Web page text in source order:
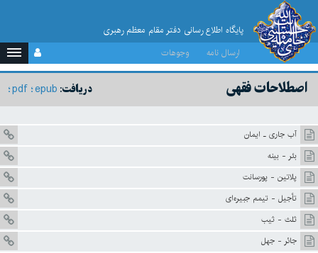
پایگاه اطلاع رسانی دفتر مقام معظم رهبری
ارسال نامه
وجوهات
دریافت: epub
pdf اصطلاحات فقهى
آب جارى ـ ايمان
بئر - بينه
پلاتين - پورسانت
تأجيل - تيمم جبيره‌اى
ثلث - ثيب
جائر - جهل